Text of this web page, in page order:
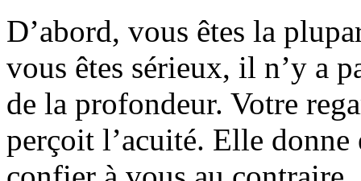
D’abord, vous êtes la
vous êtes sérieux, il n’y a
de la profondeur. Votre
perçoit l’acuité. Elle donne